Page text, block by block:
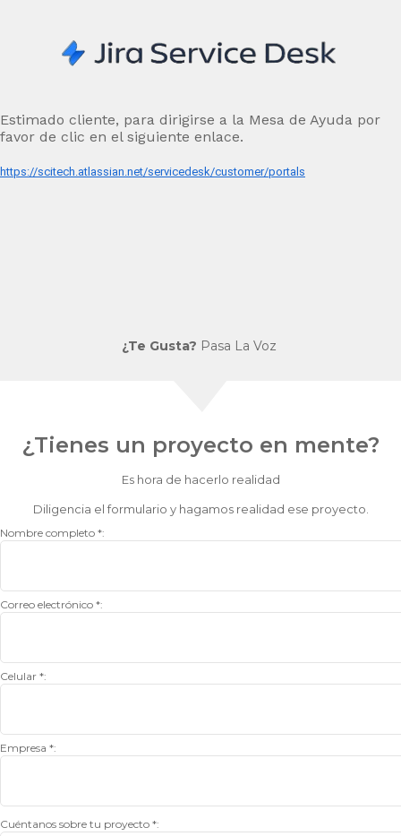
Estimado cliente, para dirigirse a la Mesa de Ayuda por
favor de clic en el siguiente enlace.
https://scitech.atlassian.net/servicedesk/customer/portals
¿Te Gusta? Pasa La Voz
¿Tienes un proyecto en mente?
Es hora de hacerlo realidad
Diligencia el formulario y hagamos realidad ese proyecto.
Nombre completo *:
Correo electrónico *:
Celular *:
Empresa *:
Cuéntanos sobre tu proyecto *: